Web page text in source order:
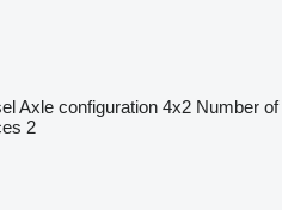
Axle configuration 4x2 Number of
2